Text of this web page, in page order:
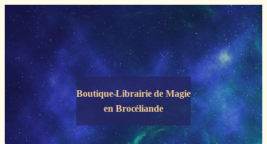
Panneau de gestion des cookies
Boutique-Librairie deMagie
en Brocéliande